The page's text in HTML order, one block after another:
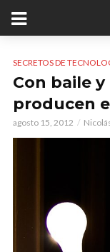
SECRETOS DE
Con baile
producen
agosto 15, 2012